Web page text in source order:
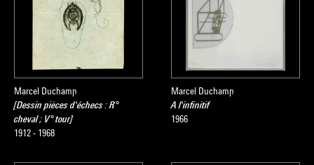
Marcel Duchamp
[Dessin pièces d'échecs : R°
cheval ; V° tour]
1912 - 1968
Marcel Duchamp
A l'infinitif
1966